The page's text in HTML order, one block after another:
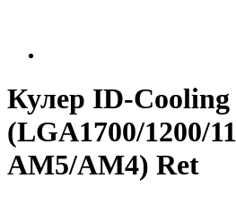
Кулер ID-Cooling
(LGA1700/1200/
AM5/AM4) Ret